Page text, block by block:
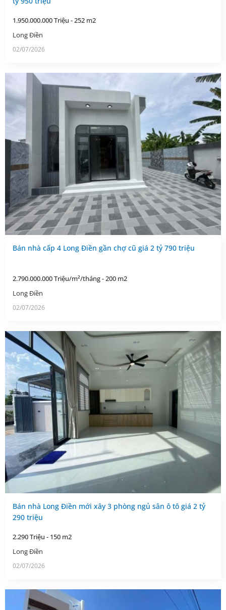
1.950.000.000 Triệu - 252 m2
Long Điền
02/07/2026
Bán nhà cấp 4 Long Điền gần chợ cũ giá 2 tỷ 790 triệu
2.790.000.000 Triệu/m²/tháng - 200 m2
Long Điền
02/07/2026
Bán nhà Long Điền mới xây 3 phòng ngủ sân ô tô giá 2 tỷ
290 triệu
2.290 Triệu - 150 m2
Long Điền
02/07/2026